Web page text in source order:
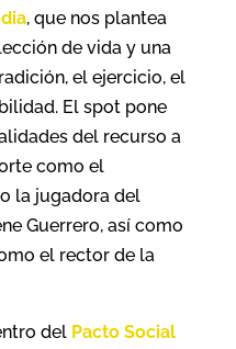
, que nos plantea
de vida y una
el ejercicio, el
El spot pone
del recurso a
como el
la jugadora del
Guerrero, así como
el rector de la
del Pacto Social